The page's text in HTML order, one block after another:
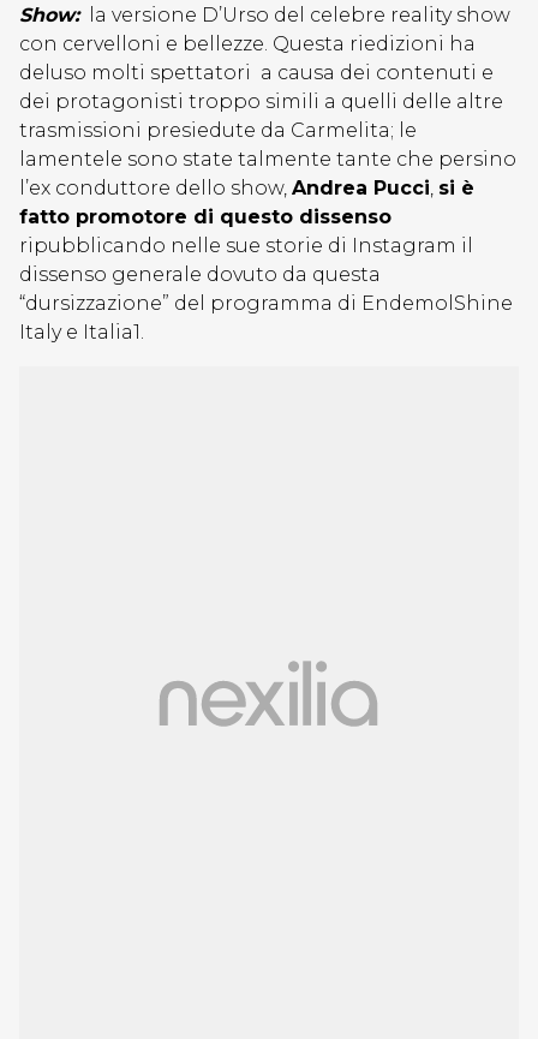
Show:la versione D’Urso del celebre reality show
con cervelloni e bellezze. Questa riedizioni ha
deluso molti spettatori a causa dei contenuti e
dei protagonisti troppo simili a quelli delle altre
trasmissioni presiedute da Carmelita; le
lamentele sono state talmente tante che persino
l’ex conduttore dello show, Andrea Pucci, si è
fatto promotore di questo dissenso
ripubblicando nelle sue storie di Instagram il
dissenso generale dovuto da questa
“dursizzazione” del programma di EndemolShine
Italy e Italia1.